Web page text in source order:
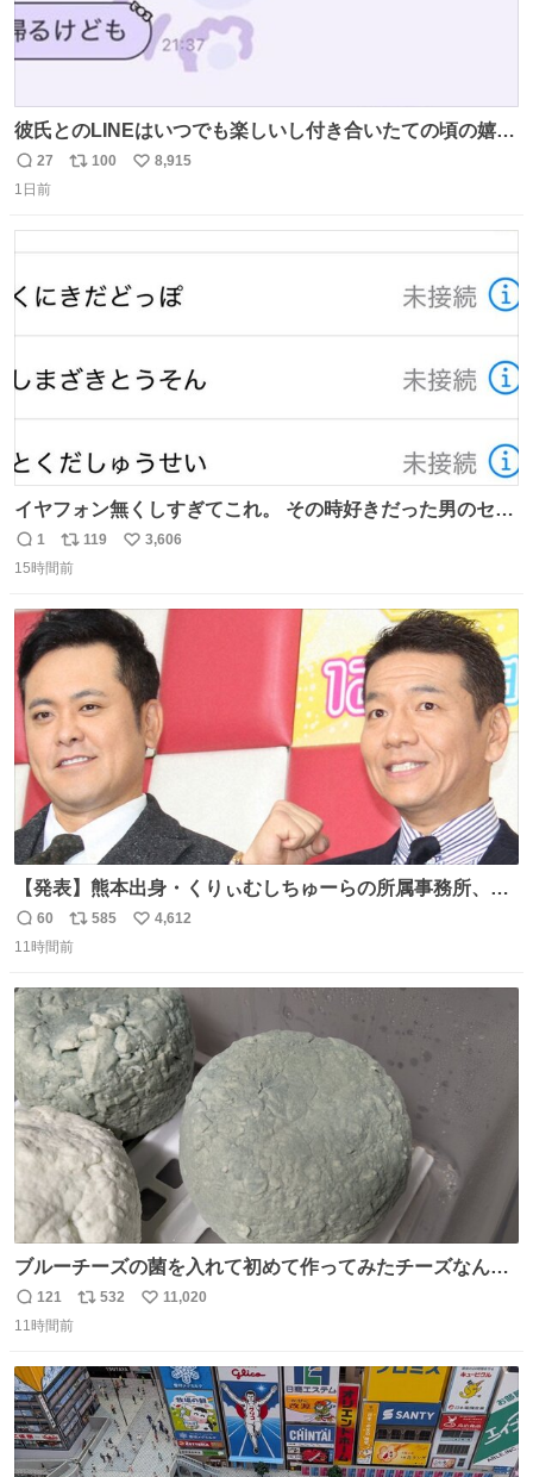
彼氏とのLINEはいつでも楽しいし付き合いたての頃の嬉し
かったLINEは無限にあるけど(同棲前は1日で各50通くらい
送りあってたし)最近嬉しかったのはこれ
返
信
27
リ
100
い
8,915
1日前
イヤフォン無くしすぎてこれ。 その時好きだった男のセコ
ムの名前にしてる
返
信
1
リ
ポ
ト
数
119
い
数
3,606
15時間前
【発表】熊本出身・くりぃむしちゅーらの所属事務所、被
災地に義援金寄付 news.livedoor.com/article/detail… くり
ぃむしちゅーやマツコ、有働由美子らが所属する芸能事務
本地震の被災地支援のため義援金を寄付したことを公表し
た。
返
信
60
リ
ポ
ト
数
585
い
数
4,612
11時間前
ブルーチーズの菌を入れて初めて作ってみたチーズなんだ
けど 本能でちょっとヤバいと思っちゃう見た目だな
返
信
121
リ
ト
数
532
い
数
11,020
11時間前